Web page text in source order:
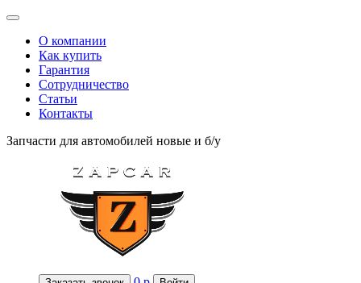
О компании
Как купить
Гарантия
Сотрудничество
Статьи
Контакты
Запчасти для автомобилей новые и б/у